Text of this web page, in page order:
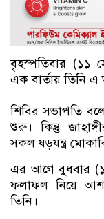
বৃহস্পতিবার (১১
এক বার্তায় তিনি
শিবির সভাপতি
শুরু। কিন্তু
সকল ষড়যন্ত্র
এর আগে বুধবার
ফলাফল নিয়ে
তিনি।